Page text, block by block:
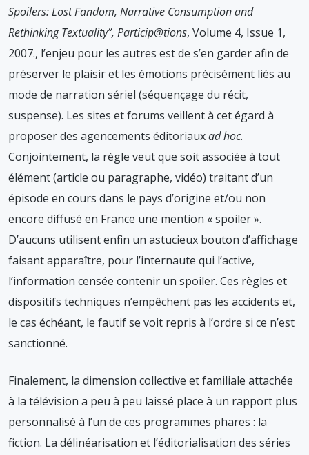
Spoilers: Lost Fandom, Narrative Consumption and
Rethinking Textuality”, Particip@tions, Volume 4, Issue 1,
2007., l’enjeu pour les autres est de s’en garder afin de
préserver le plaisir et les émotions précisément liés au
mode de narration sériel (séquençage du récit,
suspense). Les sites et forums veillent à cet égard à
proposer des agencements éditoriauxad hoc.
Conjointement, la règle veut que soit associée à tout
élément (article ou paragraphe, vidéo) traitant d’un
épisode en cours dans le pays d’origine et/ou non
encore diffusé en France une mention « spoiler ».
D’aucuns utilisent enfin un astucieux bouton d’affichage
faisant apparaître, pour l’internaute qui l’active,
l’information censée contenir un spoiler. Ces règles et
dispositifs techniques n’empêchent pas les accidents et,
le cas échéant, le fautif se voit repris à l’ordre si ce n’est
sanctionné.
Finalement, la dimension collective et familiale attachée
à la télévision a peu à peu laissé place à un rapport plus
personnalisé à l’un de ces programmes phares : la
fiction. La délinéarisation et l’éditorialisation des séries